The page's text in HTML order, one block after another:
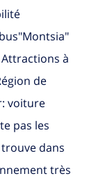
à
de
voiture
pas les
dans
très